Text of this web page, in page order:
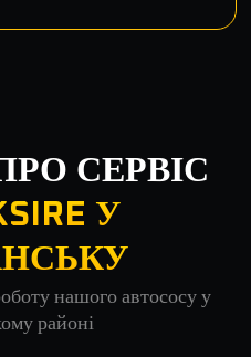
СЕРВІС
У
нашого автососу у
районі